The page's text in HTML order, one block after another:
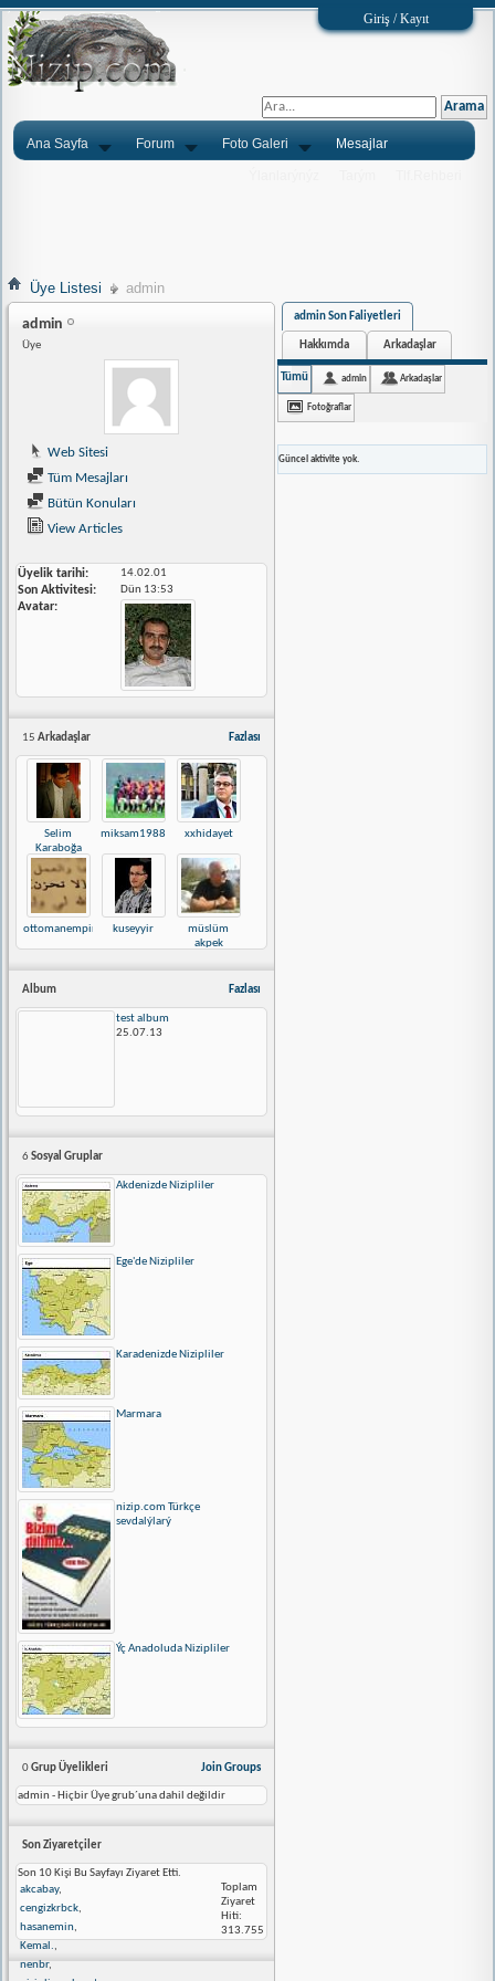
Giriş / Kayıt
Ana Sayfa Forum Foto Galeri Mesajlar
Üye Listesi admin
admin
Üye
Web Sitesi
Tüm Mesajları
Bütün Konuları
View Articles
Üyelik tarihi 14.02.01
Son Aktivitesi Dün 13:53
Avatar
Fazlası
15 Arkadaşlar
Selim
Karaboğa
miksam1988 xxhidayet
ottomanempire kuseyyir
müslüm
akpek
Fazlası
Album
test album
25.07.13
6Sosyal Gruplar
Akdenizde Nizipliler
Ege'de Nizipliler
Karadenizde Nizipliler
Marmara
nizip.com Türkçe
sevdalýlarý
Ýç Anadoluda Nizipliler
Join Groups
0Grup Üyelikleri
admin - Hiçbir Üye grub´una dahil değildir
Son Ziyaretçiler
Son 10 Kişi Bu Sayfayı Ziyaret Etti.
akcabay,
cengizkrbck,
hasanemin,
Kemal.,
nenbr,
Toplam
Ziyaret
Hiti:
313.755
admin Son Faliyetleri
Hakkımda Arkadaşlar
Tümü admin Arkadaşlar
Fotoğraflar
Güncel aktivite yok.